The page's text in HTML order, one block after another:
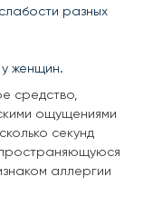
разных
женщин.
средство,
ощущениями
секунд
аллергии